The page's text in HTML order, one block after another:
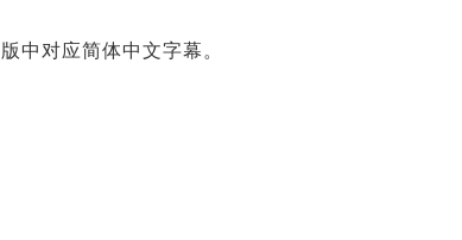
对应简体中文字幕。